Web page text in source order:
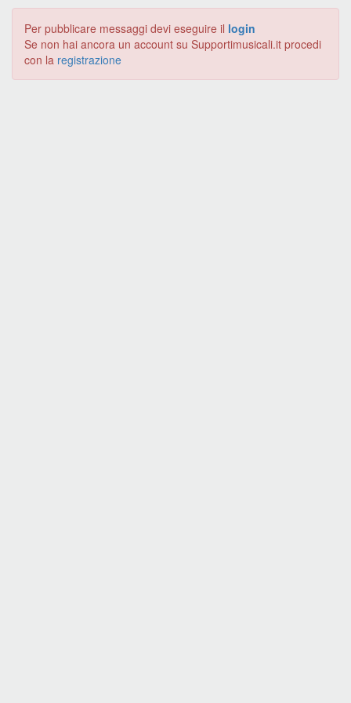
Per pubblicare messaggi devi eseguire il login
Se non hai ancora un account su Supportimusicali.it procedi
con la registrazione